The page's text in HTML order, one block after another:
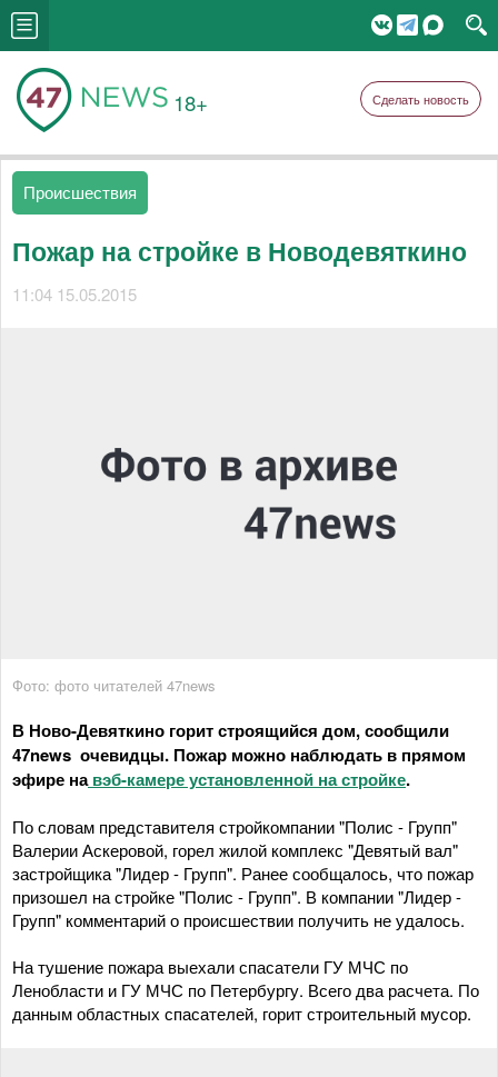
18+ Сделать новость
Происшествия
Пожар на стройке в Новодевяткино
11:04 15.05.2015
Фото: фото читателей 47news
В Ново-Девяткино горит строящийся дом, сообщили
47news очевидцы. Пожар можно наблюдать в прямом
эфире навэб-камере установленной на стройке.
По словам представителя стройкомпании "Полис - Групп"
Валерии Аскеровой, горел жилой комплекс "Девятый вал"
застройщика "Лидер - Групп". Ранее сообщалось, что пожар
призошел на стройке "Полис - Групп". В компании "Лидер -
Групп" комментарий о происшествии получить не удалось.
На тушение пожара выехали спасатели ГУ МЧС по
Ленобласти и ГУ МЧС по Петербургу. Всего два расчета. По
данным областных спасателей, горит строительный мусор.